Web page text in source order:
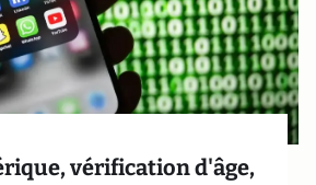
vérification d'âge,